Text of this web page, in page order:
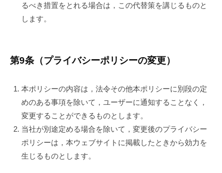
るべき措置をとれる場合は，この代替策を講じるものと
します。
第9条（プライバシーポリシーの変更）
本ポリシーの内容は，法令その他本ポリシーに別段の定
めのある事項を除いて，ユーザーに通知することなく，
変更することができるものとします。
当社が別途定める場合を除いて，変更後のプライバシー
ポリシーは，本ウェブサイトに掲載したときから効力を
生じるものとします。